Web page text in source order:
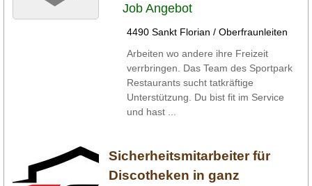
Job Angebot
4490 Sankt Florian / Oberfraunleiten
Arbeiten wo andere ihre Freizeit
verrbringen. Das Team des Sportpark
Restaurants sucht tatkräftige
Unterstützung. Du bist fit im Service
und hast ...
Sicherheitsmitarbeiter für
Discotheken in ganz